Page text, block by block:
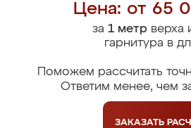
Цена: от 65
за 1 метрверха
гарнитура в
Поможем рассчитать
Ответим менее, чем
ЗАКАЗАТЬ